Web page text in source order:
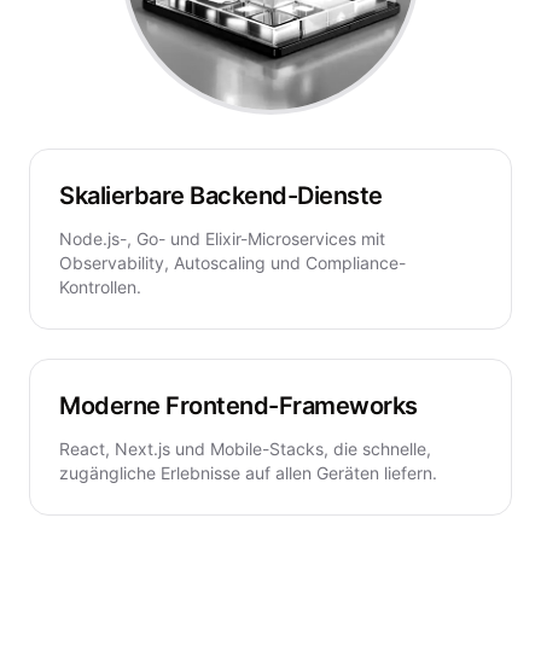
Skalierbare Backend-Dienste
Node.js-, Go- und Elixir-Microservices mit
Observability, Autoscaling und Compliance-
Kontrollen.
Moderne Frontend-Frameworks
React, Next.js und Mobile-Stacks, die schnelle,
zugängliche Erlebnisse auf allen Geräten liefern.